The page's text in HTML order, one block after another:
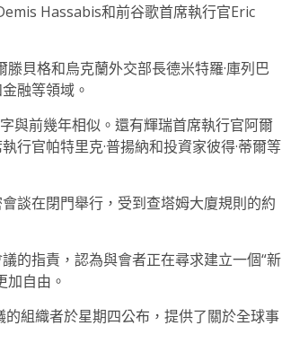
Hassabis和前谷歌首席執行官Eric
貝格和烏克蘭外交部長德米特羅·庫列巴
融等領域。
與前幾年相似。還有輝瑞首席執行官阿爾
行官帕特里克·普揚納和投資家彼得·蒂爾等
談在閉門舉行，受到查塔姆大廈規則的約
的指責，認為與會者正在尋求建立一個“新
自由。
組織者於星期四公布，提供了關於全球事